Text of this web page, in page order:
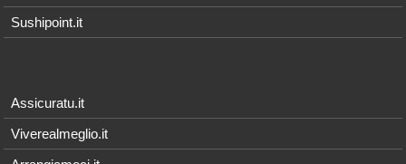
Sushipoint.it
Assicuratu.it
Viverealmeglio.it